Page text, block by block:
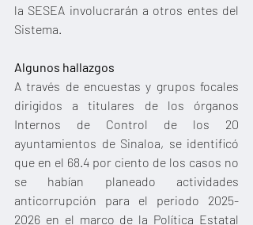
la SESEA involucrarán a otros entes del
Sistema.
Algunos hallazgos
A través de encuestas y grupos focales
dirigidos a titulares de los órganos
Internos de Control de los 20
ayuntamientos de Sinaloa, se identificó
que en el 68.4 por ciento de los casos no
se habían planeado actividades
anticorrupción para el periodo 2025-
2026 en el marco de la Política Estatal